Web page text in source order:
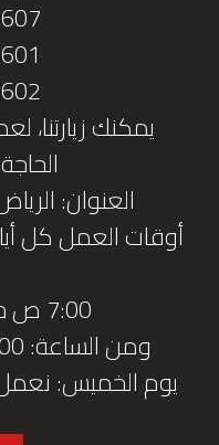
يمكنك زيارتنا،
العنوان:
أوقات العمل كل
7:00 ص حتى 12:00 ظهراً
ومن الساعة: 2:00 م حتى 7:00 مساءاً.
يوم الخميس: نعمل حتى